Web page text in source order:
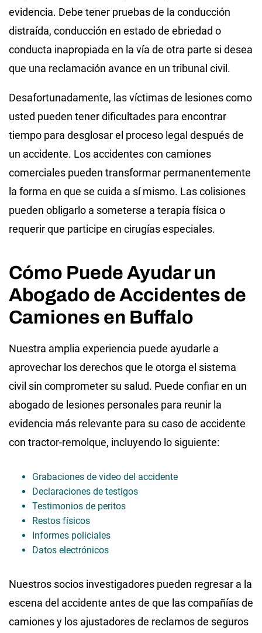
evidencia. Debe tener pruebas de la conducción
distraída, conducción en estado de ebriedad o
conducta inapropiada en la vía de otra parte si desea
que una reclamación avance en un tribunal civil.
Desafortunadamente, las víctimas de lesiones como
usted pueden tener dificultades para encontrar
tiempo para desglosar el proceso legal después de
un accidente. Los accidentes con camiones
comerciales pueden transformar permanentemente
la forma en que se cuida a sí mismo. Las colisiones
pueden obligarlo a someterse a terapia física o
requerir que participe en cirugías especiales.
Cómo Puede Ayudar un
Abogado de Accidentes de
Camiones en Buffalo
Nuestra amplia experiencia puede ayudarle a
aprovechar los derechos que le otorga el sistema
civil sin comprometer su salud. Puede confiar en un
abogado de lesiones personales para reunir la
evidencia más relevante para su caso de accidente
con tractor-remolque, incluyendo lo siguiente:
Grabaciones de video del accidente
Declaraciones de testigos
Testimonios de peritos
Restos físicos
Informes policiales
Datos electrónicos
Nuestros socios investigadores pueden regresar a la
escena del accidente antes de que las compañías de
camiones y los ajustadores de reclamos de seguros